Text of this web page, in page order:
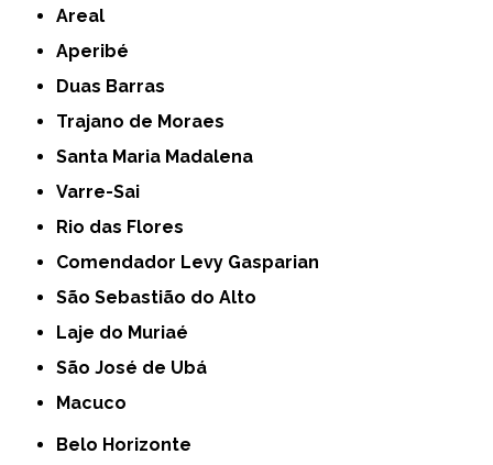
Areal
Aperibé
Duas Barras
Trajano de Moraes
Santa Maria Madalena
Varre-Sai
Rio das Flores
Comendador Levy Gasparian
São Sebastião do Alto
Laje do Muriaé
São José de Ubá
Macuco
Belo Horizonte